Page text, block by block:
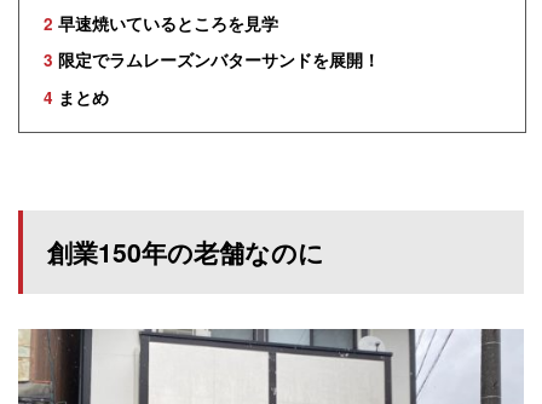
2 早速焼いているところを見学
3 限定でラムレーズンバターサンドを展開！
4 まとめ
創業150年の老舗なのに